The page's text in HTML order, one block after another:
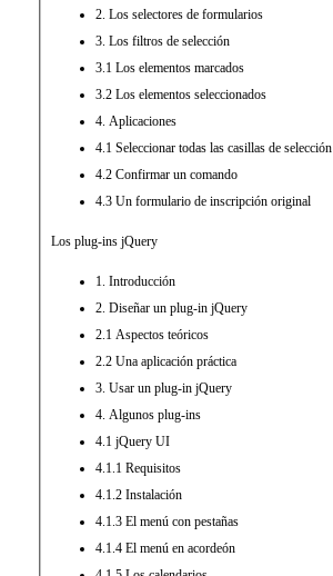
2. Los selectores de formularios
3. Los filtros de selección
3.1 Los elementos marcados
3.2 Los elementos seleccionados
4. Aplicaciones
4.1 Seleccionar todas las casillas de selección
4.2 Confirmar un comando
4.3 Un formulario de inscripción original
Los plug-ins jQuery
1. Introducción
2. Diseñar un plug-in jQuery
2.1 Aspectos teóricos
2.2 Una aplicación práctica
3. Usar un plug-in jQuery
4. Algunos plug-ins
4.1 jQuery UI
4.1.1 Requisitos
4.1.2 Instalación
4.1.3 El menú con pestañas
4.1.4 El menú en acordeón